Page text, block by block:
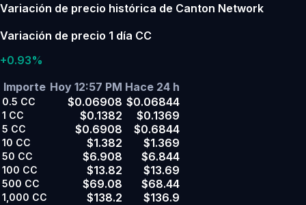
Variación de precio histórica de Canton Network
Variación de precio 1 día CC
+0.93%
Importe Hoy 12:57 PM Hace 24 h
0.5 CC $0.06908 $0.06844
1 CC $0.1382 $0.1369
5 CC $0.6908 $0.6844
10 CC $1.382 $1.369
50 CC $6.908 $6.844
100 CC $13.82 $13.69
500 CC $69.08 $68.44
1,000 CC $138.2
$136.9